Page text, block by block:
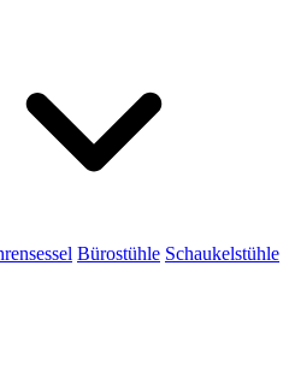
Bürostühle Schaukelstühle